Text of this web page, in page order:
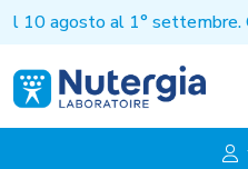
agosto al 1° settembre. Gli